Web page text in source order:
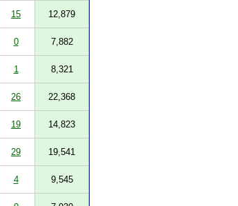
15 12,879
0 7,882
1 8,321
26 22,368
19 14,823
29 19,541
4 9,545